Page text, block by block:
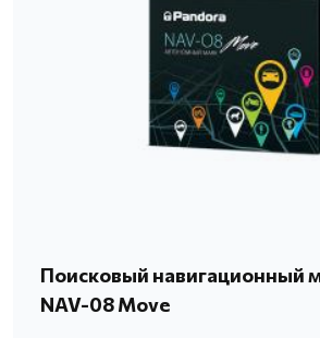
Поисковый навигационный
NAV-08 Move